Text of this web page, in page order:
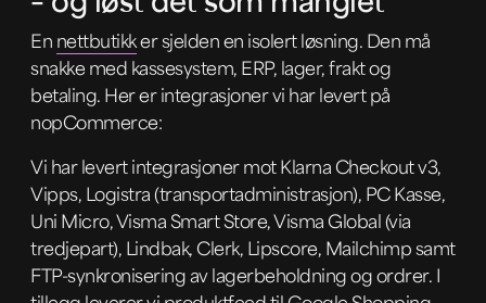
En nettbutikker sjelden en isolert løsning. Den må
snakke med kassesystem, ERP, lager, frakt og
betaling. Her er integrasjoner vi har levert på
nopCommerce:
Vi har levert integrasjoner mot Klarna Checkout v3,
Vipps, Logistra (transportadministrasjon), PC Kasse,
Uni Micro, Visma Smart Store, Visma Global (via
tredjepart), Lindbak, Clerk, Lipscore, Mailchimp samt
FTP-synkronisering av lagerbeholdning og ordrer. I